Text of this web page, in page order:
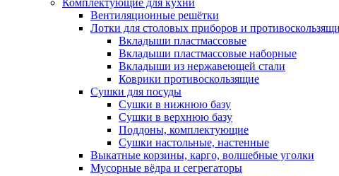
Вентиляционные решётки
Лотки для столовых приборов и
Вкладыши пластмассовые
Вкладыши пластмассовые наборные
Вкладыши из нержавеющей стали
Коврики противоскользящие
Сушки для посуды
Сушки в нижнюю базу
Сушки в верхнюю базу
Поддоны, комплектующие
Сушки настольные, настенные
Выкатные корзины, карго, волшебные уголки
Мусорные вёдра и сегрегаторы